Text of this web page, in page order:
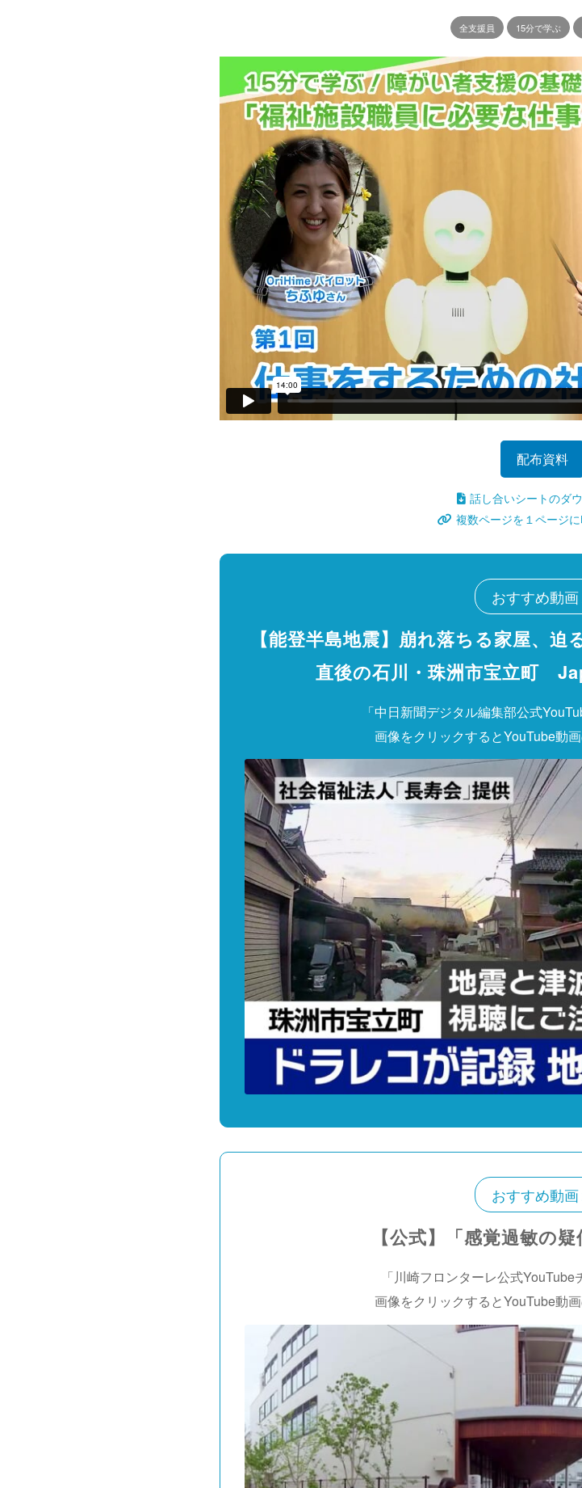
全支援員 15分で学ぶ
配布資料
話し合いシートのダ
複数ページを１ページ
おすすめ動画
【能登半島地震】崩れ落ちる家屋、
直後の石川・珠洲市宝立町
「中日新聞デジタル編集部公式
画像をクリックするとYouTube動
おすすめ動画
【公式】「感覚過敏の
「川崎フロンターレ公式
画像をクリックするとYouTube動